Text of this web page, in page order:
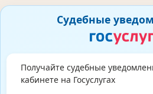
Судебные
Получайте судебные
кабинете на Госуслугах